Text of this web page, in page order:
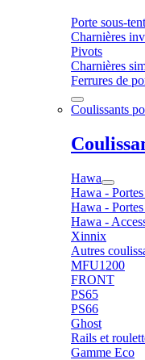
Porte sous-
Charnières
Pivots
Charnières
Ferrures de
Coulissants
Hawa
Hawa -
Hawa -
Hawa -
Xinnix
Autres
MFU1200
FRONT
PS65
PS66
Ghost
Rails et
Gamme Eco